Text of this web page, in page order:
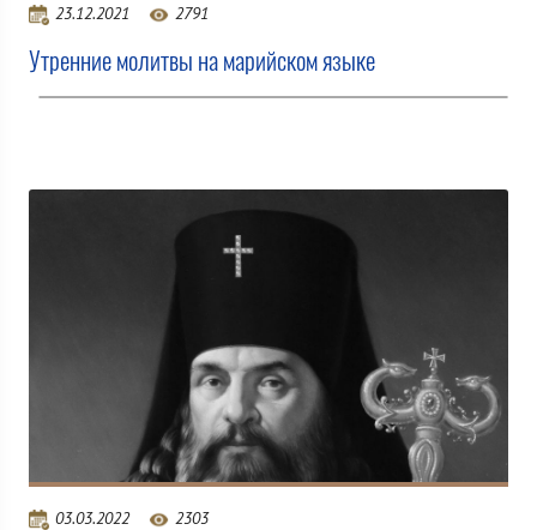
23.12.2021 2791
Утренние молитвы на марийском языке
03.03.2022 2303